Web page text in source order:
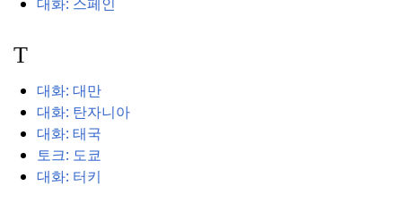
T
대화: 대만
대화: 탄자니아
대화: 태국
토크: 도쿄
대화: 터키